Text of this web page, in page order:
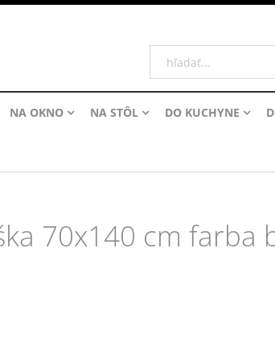
NA OKNO NA STÔL DO KUCHYNE
70x140 cm farba